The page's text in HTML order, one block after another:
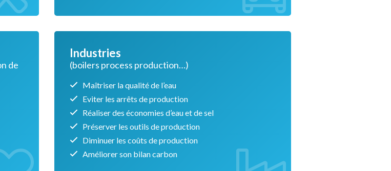
de
Industries
(boilers process production…)
Maîtriser la qualité de l’eau
Eviter les arrêts de production
Réaliser des économies d’eau et de sel
Préserver les outils de production
Diminuer les coûts de production
Améliorer son bilan carbon